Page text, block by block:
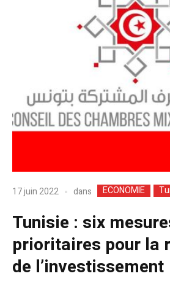
17 juin 2022 dans ECONOMIE
Tunisie : six
prioritaires pour la
de l’investissement